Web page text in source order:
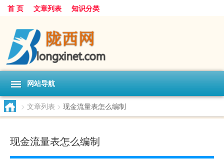
首 页 文章列表 知识分类
网站导航
> 文章列表 > 现金流量表怎么编制
现金流量表怎么编制